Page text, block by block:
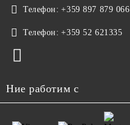
Телефон: +359 897 879 066
Телефон: +359 52 621335
Ние работим с